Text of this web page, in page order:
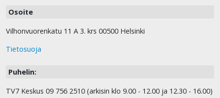
Osoite
Vilhonvuorenkatu 11 A 3. krs 00500 Helsinki
Tietosuoja
Puhelin:
TV7 Keskus 09 756 2510 (arkisin klo 9.00 - 12.00 ja 12.30 - 16.00)